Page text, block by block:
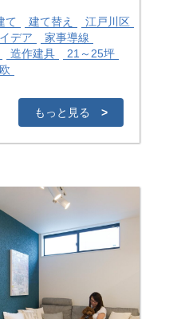
て 建て替え
江戸川区
デア
家事導線
造作建具
21～25坪
もっと見る >